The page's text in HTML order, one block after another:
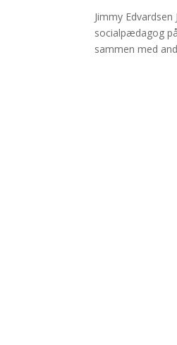
Jimmy
socialpædagog
sammen med